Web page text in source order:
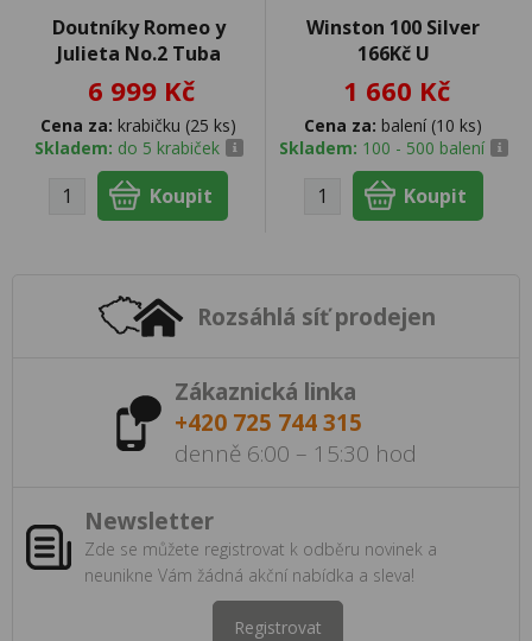
Doutníky Romeo y
Julieta No.2 Tuba
6 999 Kč
Cena za: krabičku (25 ks)
Skladem: do 5 krabiček
Winston 100 Silver
166Kč U
1 660 Kč
Cena za: balení (10 ks)
Skladem: 100 - 500 balení
Rozsáhlá síť prodejen
Zákaznická linka
+420 725 744 315
denně 6:00 – 15:30 hod
Newsletter
Zde se můžete registrovat k odběru novinek a
neunikne Vám žádná akční nabídka a sleva!
Registrovat